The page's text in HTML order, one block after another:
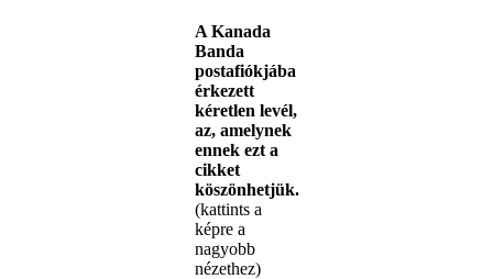
A Kanada
Banda
postafiókjába
érkezett
kéretlen levél,
az, amelynek
ennek ezt a
cikket
köszönhetjük.
(kattints a
képre a
nagyobb
nézethez)